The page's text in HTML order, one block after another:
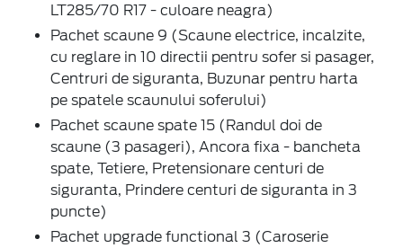
LT285/70 R17 - culoare neagra)
Pachet scaune 9 (Scaune electrice, incalzite,
cu reglare in 10 directii pentru sofer si pasager,
Centruri de siguranta, Buzunar pentru harta
pe spatele scaunului soferului)
Pachet scaune spate 15 (Randul doi de
scaune (3 pasageri), Ancora fixa - bancheta
spate, Tetiere, Pretensionare centuri de
siguranta, Prindere centuri de siguranta in 3
puncte)
Pachet upgrade functional 3 (Caroserie